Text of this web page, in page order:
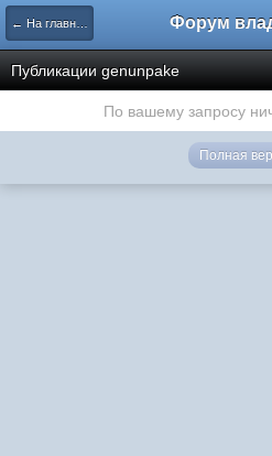
← На главную
Публикации genunpake
По вашему запросу
Полная